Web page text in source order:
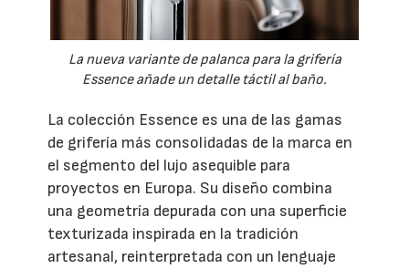
La nueva variante de palanca para la grifería
Essence añade un detalle táctil al baño.
La colección Essence es una de las gamas
de grifería más consolidadas de la marca en
el segmento del lujo asequible para
proyectos en Europa. Su diseño combina
una geometría depurada con una superficie
texturizada inspirada en la tradición
artesanal, reinterpretada con un lenguaje